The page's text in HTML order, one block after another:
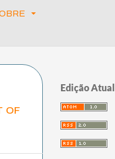
of
Edição Atual